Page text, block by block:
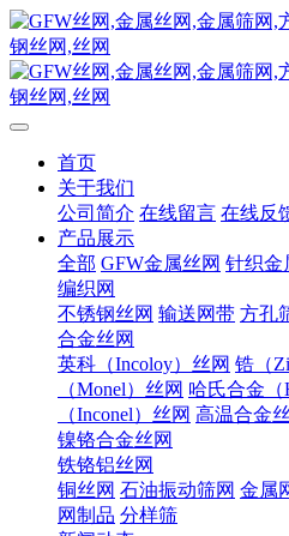
首页
关于我们
公司简介 在线留言 在线反
产品展示
全部 GFW金属丝网 针织金
编织网
不锈钢丝网 输送网带 方孔
合金丝网
英科（Incoloy）丝网 锆（
（Monel）丝网 哈氏合金（
（Inconel）丝网 高温合金
镍铬合金丝网
铁铬铝丝网
铜丝网 石油振动筛网 金属
网制品 分样筛